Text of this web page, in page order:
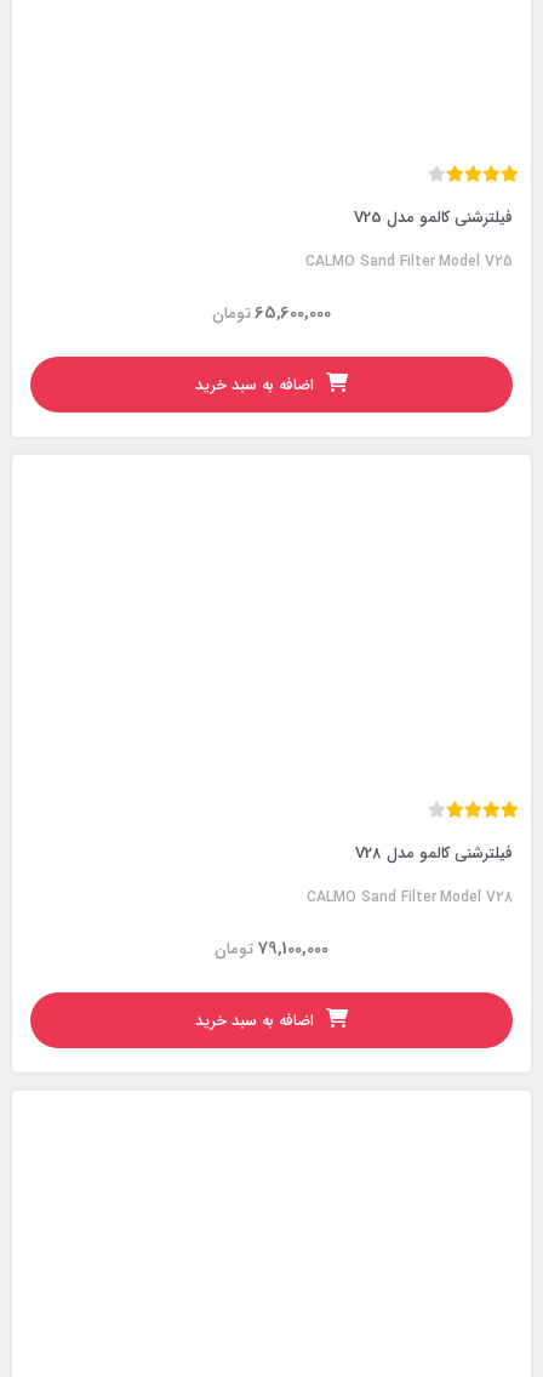
فیلترشنی کالمو مدل V25
CALMO Sand Filter Model V25
تومان65,600,000
اضافه به سبد خرید
فیلترشنی کالمو مدل V28
CALMO Sand Filter Model V28
تومان79,100,000
اضافه به سبد خرید